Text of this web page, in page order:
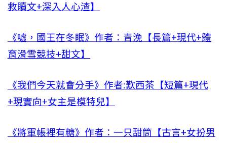
救贖文+深入人心渣】
《噓，國王在冬眠》作者：青浼【長篇+現代+體
育滑雪競技+甜文】
《我們今天就會分手》作者:歎西茶【短篇+現代
+現實向+女主是模特兒】
《將軍帳裡有糖》作者：一只甜筒【古言+女扮男